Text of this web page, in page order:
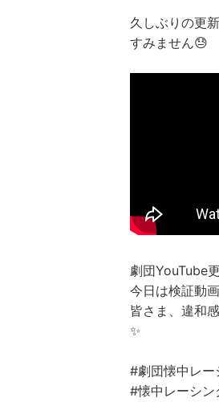
久しぶりの更
すみません😓
劇団YouTube
今日は検証動
皆さま、違和
✨
#劇団懐中レー
#懐中レーシン